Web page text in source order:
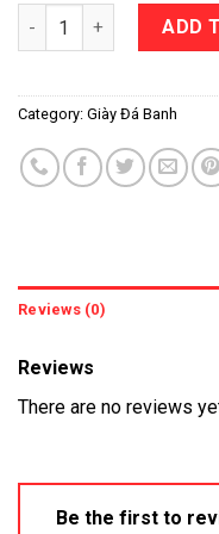
Adidas X Speedportal.1
ADD
Category: Giày Đá Banh
Reviews (0)
Reviews
There are no reviews
Be the first to